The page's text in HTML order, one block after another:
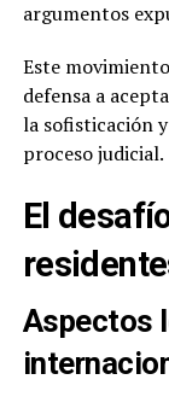
argumentos
Este
defensa a
la sofisticación
proceso judicial.
El
Aspectos